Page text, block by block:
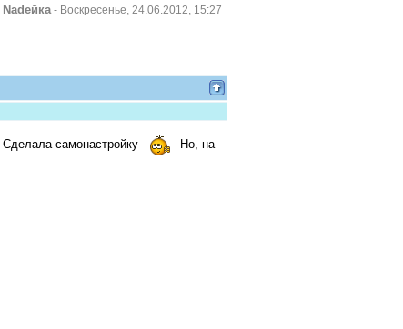
Nadeйка- Воскресенье, 24.06.2012, 15:27
Сделала самонастройку Но, на